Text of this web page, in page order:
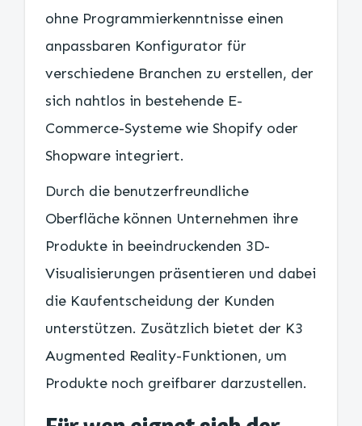
ohne Programmierkenntnisse einen
anpassbaren Konfigurator für
verschiedene Branchen zu erstellen, der
sich nahtlos in bestehende E-
Commerce-Systeme wie Shopify oder
Shopware integriert.
Durch die benutzerfreundliche
Oberfläche können Unternehmen ihre
Produkte in beeindruckenden 3D-
Visualisierungen präsentieren und dabei
die Kaufentscheidung der Kunden
unterstützen. Zusätzlich bietet der K3
Augmented Reality-Funktionen, um
Produkte noch greifbarer darzustellen.